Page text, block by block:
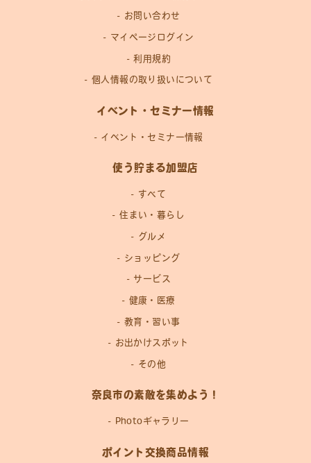
お問い合わせ
マイページログイン
利用規約
個人情報の取り扱いについて
イベント・セミナー情報
イベント・セミナー情報
使う貯まる加盟店
すべて
住まい・暮らし
グルメ
ショッピング
サービス
健康・医療
教育・習い事
お出かけスポット
その他
奈良市の素敵を集めよう！
Photoギャラリー
ポイント交換商品情報